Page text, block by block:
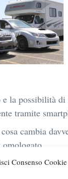
Consenso Cookie
e la possibilità
tramite
cambia
omologato